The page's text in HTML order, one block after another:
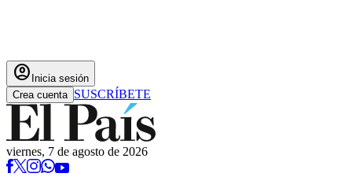
account_circle Inicia sesión
Crea cuenta SUSCRÍBETE
viernes, 7 de agosto de 2026